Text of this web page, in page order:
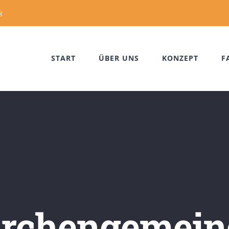
START ÜBER UNS KONZEPT